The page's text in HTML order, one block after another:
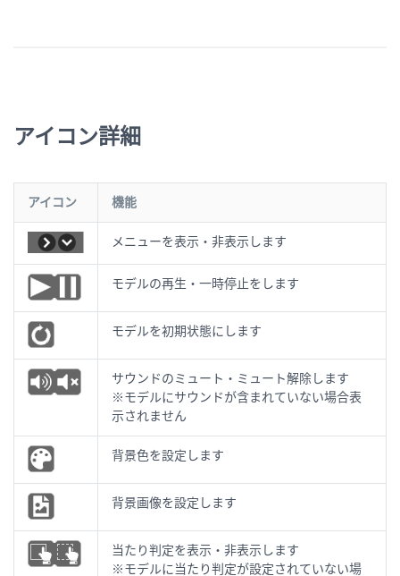
アイコン詳細
アイコン 機能
メニューを表示・非表示します
モデルの再生・一時停止をします
モデルを初期状態にします
サウンドのミュート・ミュート解除します
※モデルにサウンドが含まれていない場合表
示されません
背景色を設定します
背景画像を設定します
当たり判定を表示・非表示します
※モデルに当たり判定が設定されていない場